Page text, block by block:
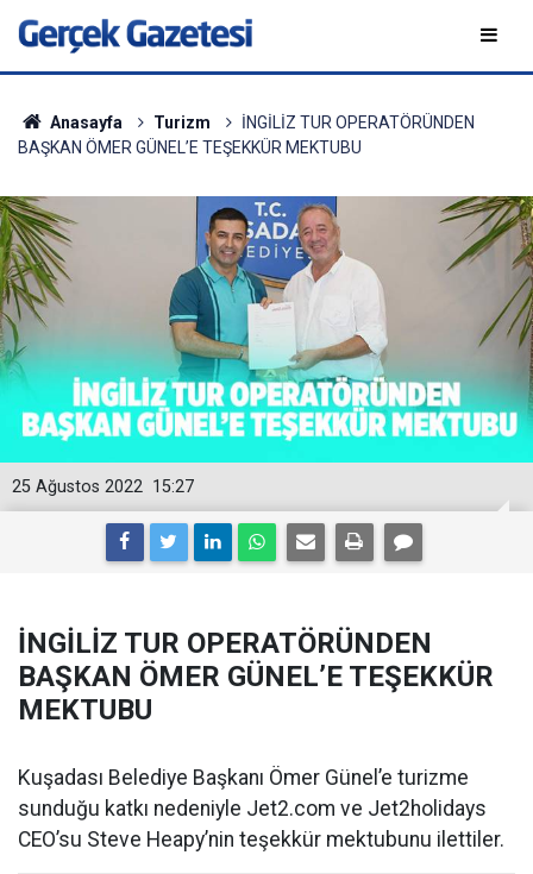
Anasayfa Turizm
İNGİLİZ TUR OPERATÖRÜNDEN
BAŞKAN ÖMER GÜNEL’E TEŞEKKÜR MEKTUBU
15:27
25 Ağustos 2022
İNGİLİZ TUR OPERATÖRÜNDEN
BAŞKAN ÖMER GÜNEL’E TEŞEKKÜR
MEKTUBU
Kuşadası Belediye Başkanı Ömer Günel’e turizme
sunduğu katkı nedeniyle Jet2.com ve Jet2holidays
CEO’su Steve Heapy’nin teşekkür mektubunu ilettiler.